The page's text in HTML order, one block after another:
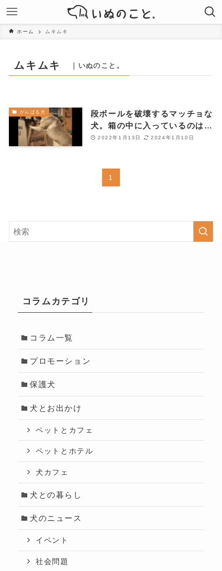
ホーム ムキムキ
ムキムキ ｜いぬのこと。
がんばる犬
段ボールを破壊するマッチョな
犬。箱の中に入っているのは…
2022年1月13日 2024年1月10日
1
コラムカテゴリ
コラム一覧
プロモーション
保護犬
犬とお出かけ
ペットとカフェ
ペットとホテル
犬カフェ
犬との暮らし
犬のニュース
イベント
社会問題